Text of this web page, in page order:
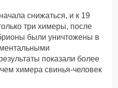
снижаться, и к 19
три химеры, после
были уничтожены в
показали более
химера свинья-человек